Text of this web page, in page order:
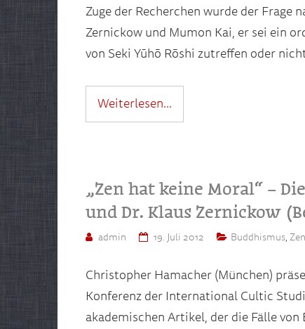
Zuge der Recherchen wurde der Frage
Zernickow und Mumon Kai, er sei ein
von Seki Yūhō Rōshi zutreffen oder
Weiterlesen…
„Zen hat keine Moral“ –
und Dr. Klaus Zernickow
admin 19. Juli 2012 Buddhismus, Zen
Christopher Hamacher (München)
Konferenz der International Cultic
akademischen Artikel, der die Fälle